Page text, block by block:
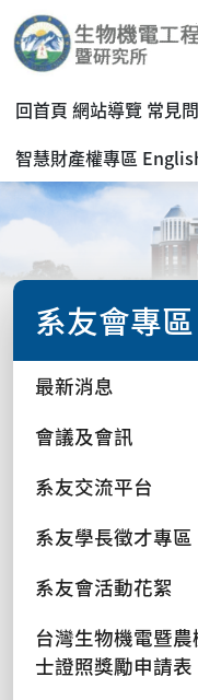
回首頁 網站導覽 常見
智慧財產權專區
系友會專區
最新消息
會議及會訊
系友交流平台
系友學長徵才專區
系友會活動花絮
台灣生物機電暨
士證照獎勵申請表